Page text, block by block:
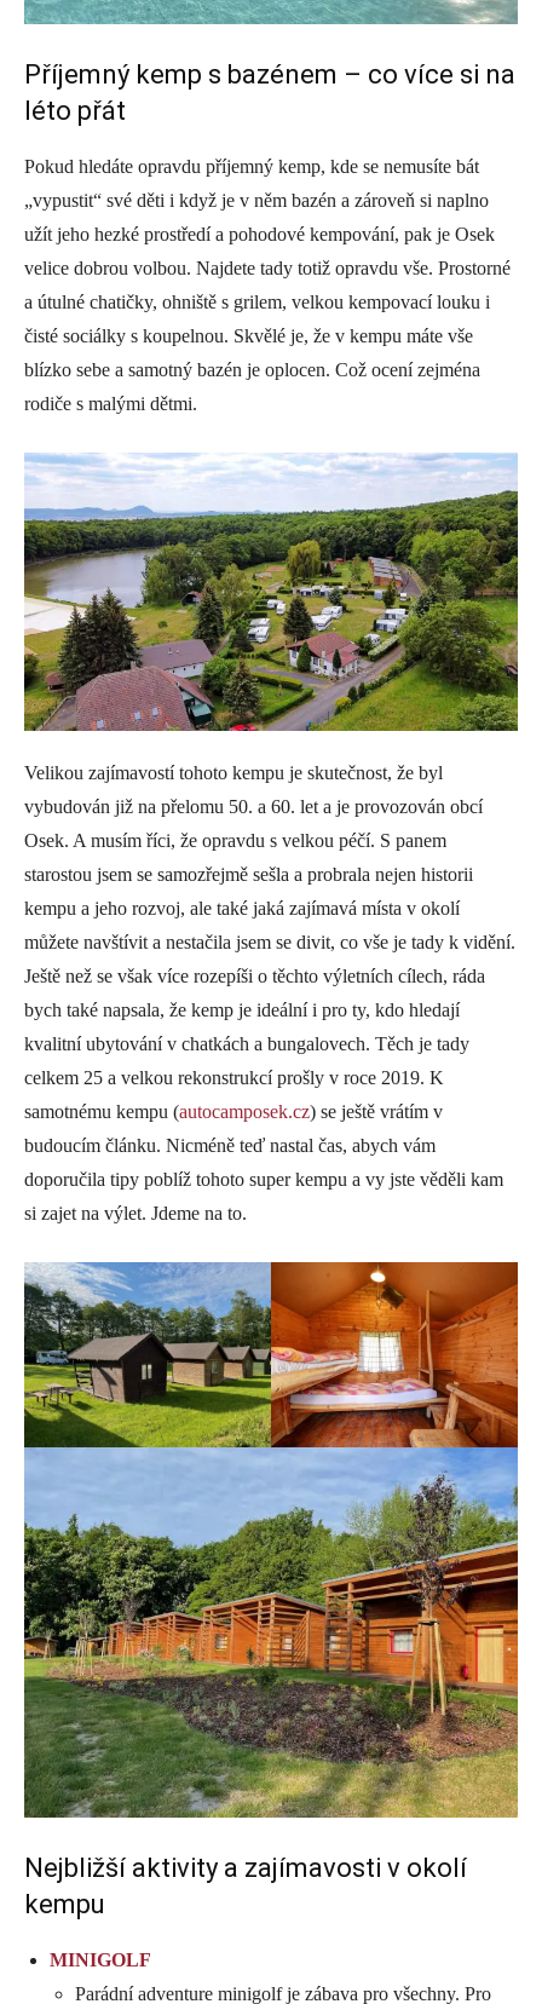
Příjemný kemp s bazénem – co více si na
léto přát
Pokud hledáte opravdu příjemný kemp, kde se nemusíte bát
„vypustit“ své děti i když je v něm bazén a zároveň si naplno
užít jeho hezké prostředí a pohodové kempování, pak je Osek
velice dobrou volbou. Najdete tady totiž opravdu vše. Prostorné
a útulné chatičky, ohniště s grilem, velkou kempovací louku i
čisté sociálky s koupelnou. Skvělé je, že v kempu máte vše
blízko sebe a samotný bazén je oplocen. Což ocení zejména
rodiče s malými dětmi.
Velikou zajímavostí tohoto kempu je skutečnost, že byl
vybudován již na přelomu 50. a 60. let a je provozován obcí
Osek. A musím říci, že opravdu s velkou péčí. S panem
starostou jsem se samozřejmě sešla a probrala nejen historii
kempu a jeho rozvoj, ale také jaká zajímavá místa v okolí
můžete navštívit a nestačila jsem se divit, co vše je tady k vidění.
Ještě než se však více rozepíši o těchto výletních cílech, ráda
bych také napsala, že kemp je ideální i pro ty, kdo hledají
kvalitní ubytování v chatkách a bungalovech. Těch je tady
celkem 25 a velkou rekonstrukcí prošly v roce 2019. K
samotnému kempu (autocamposek.cz) se ještě vrátím v
budoucím článku. Nicméně teď nastal čas, abych vám
doporučila tipy poblíž tohoto super kempu a vy jste věděli kam
si zajet na výlet. Jdeme na to.
Nejbližší aktivity a zajímavosti v okolí
kempu
MINIGOLF
Parádní adventure minigolf je zábava pro všechny. Pro